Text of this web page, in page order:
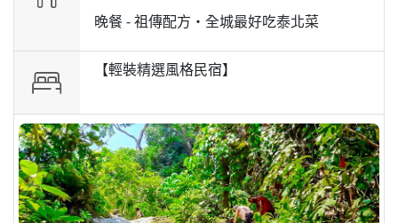
晚餐 -祖傳配方・全城最好吃泰北菜
【輕裝精選風格民宿】